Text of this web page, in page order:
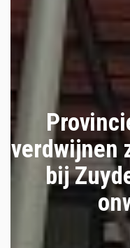
verdwijnen
bij